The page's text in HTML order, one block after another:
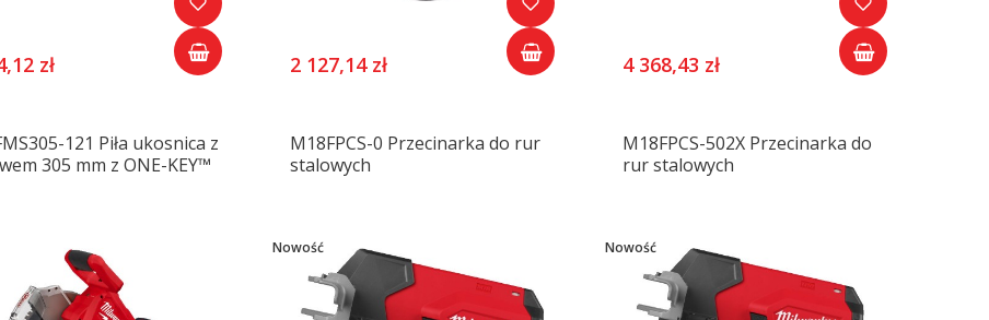
zł 2 127,14 zł 4 368,43 zł
121 Piła ukosnica z
305 mm z ONE-KEY™
Nowość
M18FPCS-0 Przecinarka do rur
stalowych
Nowość
M18FPCS-502X Przecinarka do
rur stalowych